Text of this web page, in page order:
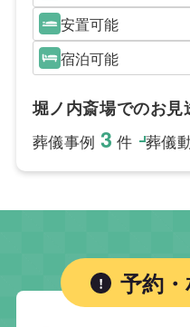
安置可能
宿泊可能
堀ノ内斎場でのお
葬儀事例 3 件 葬儀
予約